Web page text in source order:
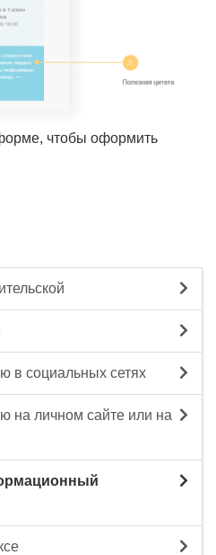
чтобы оформить
в социальных сетях
на личном сайте или на